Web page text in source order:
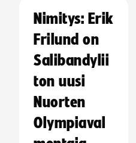
Nimitys: Erik
Frilund on
Salibandylii
ton uusi
Nuorten
Olympiaval